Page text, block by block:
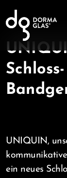
UNIQUIN,
ein neues